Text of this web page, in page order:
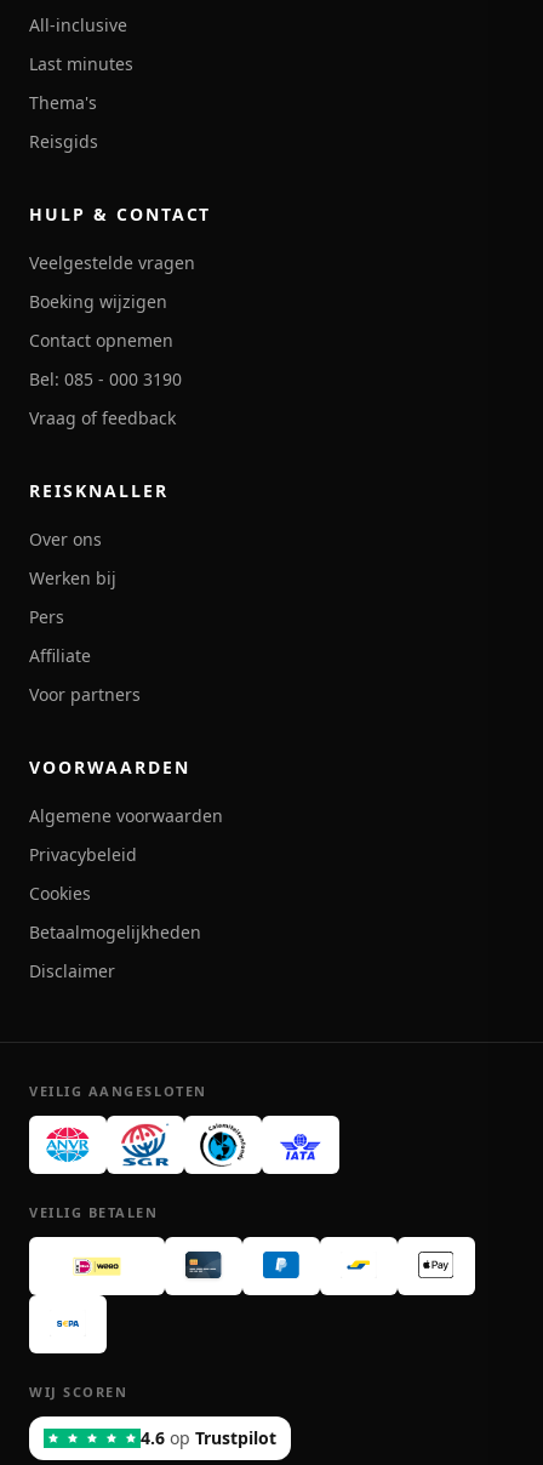
All-inclusive
Last minutes
Thema's
Reisgids
HULP & CONTACT
Veelgestelde vragen
Boeking wijzigen
Contact opnemen
Bel: 085 - 000 3190
Vraag of feedback
REISKNALLER
Over ons
Werken bij
Pers
Affiliate
Voor partners
VOORWAARDEN
Algemene voorwaarden
Privacybeleid
Cookies
Betaalmogelijkheden
Disclaimer
VEILIG AANGESLOTEN
VEILIG BETALEN
WIJ SCOREN
4.6 op Trustpilot